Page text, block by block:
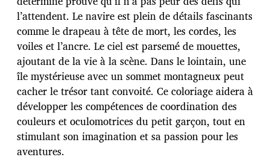
b
l
i
c
a
t
i
o
n
l’attendent. Le navire est plein de détails fascinants
comme le drapeau à tête de mort, les cordes, les
voiles et l’ancre. Le ciel est parsemé de mouettes,
ajoutant de la vie à la scène. Dans le lointain, une
île mystérieuse avec un sommet montagneux peut
cacher le trésor tant convoité. Ce coloriage aidera à
développer les compétences de coordination des
couleurs et oculomotrices du petit garçon, tout en
stimulant son imagination et sa passion pour les
aventures.